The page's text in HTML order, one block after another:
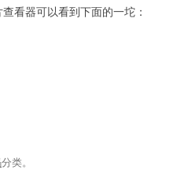
看器可以看到下面的一坨：
分类。